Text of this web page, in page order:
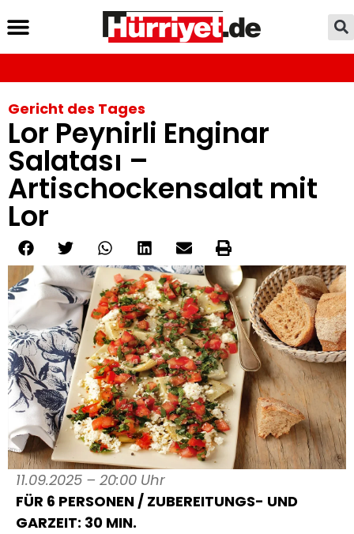
Gericht des Tages
Lor Peynirli Enginar
Salatası –
Artischockensalat mit
Lor
11.09.2025 – 20:00 Uhr
FÜR 6 PERSONEN / ZUBEREITUNGS- UND
GARZEIT: 30 MIN.